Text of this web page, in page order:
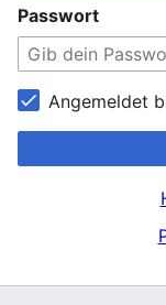
Passwort
Angemeldet